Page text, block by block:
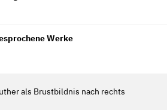
Werke
als Brustbildnis nach rechts